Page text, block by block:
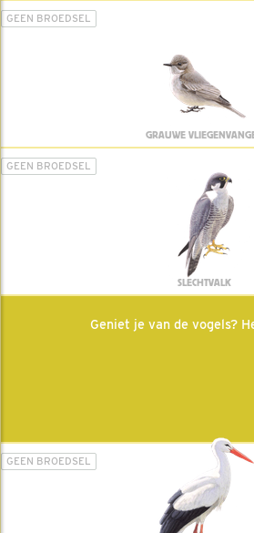
GEEN BROEDSEL
GRAUWE
GEEN BROEDSEL
SLECHTVALK
Geniet je van de vogels?
GEEN BROEDSEL